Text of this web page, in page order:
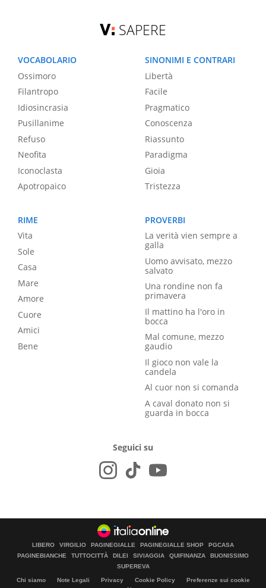
SAPERE
VOCABOLARIO
Ossimoro
Filantropo
Idiosincrasia
Pusillanime
Refuso
Neofita
Iconoclasta
Apotropaico
SINONIMI E CONTRARI
Libertà
Facile
Pragmatico
Conoscenza
Riassunto
Paradigma
Gioia
Tristezza
RIME
Vita
Sole
Casa
Mare
Amore
Cuore
Amici
Bene
PROVERBI
La verità vien sempre a
galla
Uomo avvisato, mezzo
salvato
Una rondine non fa
primavera
Il mattino ha l'oro in
bocca
Mal comune, mezzo
gaudio
Il gioco non vale la
candela
Al cuor non si comanda
A caval donato non si
guarda in bocca
Seguici su
LIBERO VIRGILIO PAGINEGIALLE PAGINEGIALLE SHOP
PGCASA
PAGINEBIANCHE
TUTTOCITTÀ DILEI SIVIAGGIA QUIFINANZA
BUONISSIMO
SUPEREVA
Chi siamo Note Legali Privacy Cookie Policy
Preferenze sui cookie